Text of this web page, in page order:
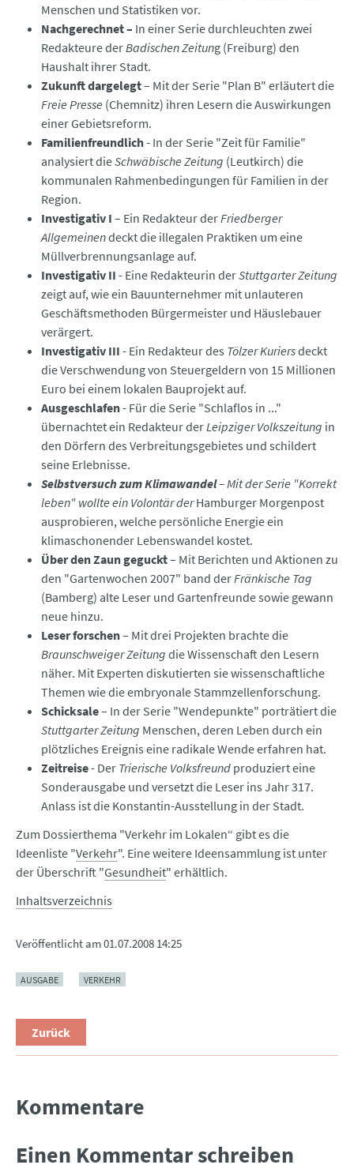
Menschen und Statistiken vor.
Nachgerechnet – In einer Serie durchleuchten zwei
Redakteure derBadischen Zeitung (Freiburg) den
Haushalt ihrer Stadt.
Zukunft dargelegt– Mit der Serie "Plan B" erläutert die
Freie Presse (Chemnitz) ihren Lesern die Auswirkungen
einer Gebietsreform.
Familienfreundlich- In der Serie "Zeit für Familie"
analysiert dieSchwäbische Zeitung (Leutkirch) die
kommunalen Rahmenbedingungen für Familien in der
Region.
Investigativ I – Ein Redakteur derFriedberger
Allgemeinendeckt die illegalen Praktiken um eine
Müllverbrennungsanlage auf.
Investigativ II - Eine Redakteurin derStuttgarter Zeitung
zeigt auf, wie ein Bauunternehmer mit unlauteren
Geschäftsmethoden Bürgermeister und Häuslebauer
verärgert.
Investigativ III - Ein Redakteur des Tölzer Kuriersdeckt
die Verschwendung von Steuergeldern von 15 Millionen
Euro bei einem lokalen Bauprojekt auf.
Ausgeschlafen- Für die Serie "Schlaflos in ..."
übernachtet ein Redakteur derLeipziger Volkszeitung in
den Dörfern des Verbreitungsgebietes und schildert
seine Erlebnisse.
Selbstversuch zum Klimawandel– Mit der Serie "Korrekt
leben" wollte ein Volontär derHamburger Morgenpost
ausprobieren, welche persönliche Energie ein
klimaschonender Lebenswandel kostet.
Über den Zaun geguckt– Mit Berichten und Aktionen zu
den "Gartenwochen 2007" band derFränkische Tag
(Bamberg) alte Leser und Gartenfreunde sowie gewann
neue hinzu.
Leser forschen– Mit drei Projekten brachte die
Braunschweiger Zeitung die Wissenschaft den Lesern
näher. Mit Experten diskutierten sie wissenschaftliche
Themen wie die embryonale Stammzellenforschung.
Schicksale– In der Serie "Wendepunkte" porträtiert die
Stuttgarter Zeitung Menschen, deren Leben durch ein
plötzliches Ereignis eine radikale Wende erfahren hat.
Zeitreise- Der Trierische Volksfreund produziert eine
Sonderausgabe und versetzt die Leser ins Jahr 317.
Anlass ist die Konstantin-Ausstellung in der Stadt.
Zum Dossierthema "Verkehr im Lokalen“ gibt es die
Ideenliste "Verkehr". Eine weitere Ideensammlung ist unter
der Überschrift "Gesundheit" erhältlich.
Inhaltsverzeichnis
Veröffentlicht am01.07.2008 14:25
AUSGABE VERKEHR
Zurück
Kommentare
Einen Kommentar schreiben